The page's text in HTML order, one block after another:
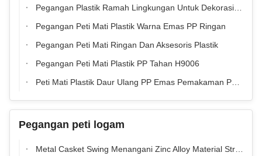
Pegangan Plastik Ramah Lingkungan Untuk Dekorasi Permukaan Pemakaman
Pegangan Peti Mati Plastik Warna Emas PP Ringan
Pegangan Peti Mati Ringan Dan Aksesoris Plastik
Pegangan Peti Mati Plastik PP Tahan H9006
Peti Mati Plastik Daur Ulang PP Emas Pemakaman Pegangan Hias
Pegangan peti logam
Metal Casket Swing Menangani Zinc Alloy Material Strong Coffin Hardware Gaya Eropa